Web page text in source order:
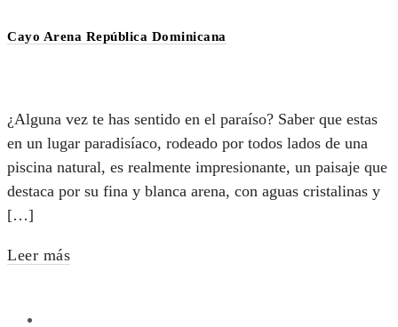
Cayo Arena República Dominicana
¿Alguna vez te has sentido en el paraíso? Saber que estas
en un lugar paradisíaco, rodeado por todos lados de una
piscina natural, es realmente impresionante, un paisaje que
destaca por su fina y blanca arena, con aguas cristalinas y
[…]
Leer más